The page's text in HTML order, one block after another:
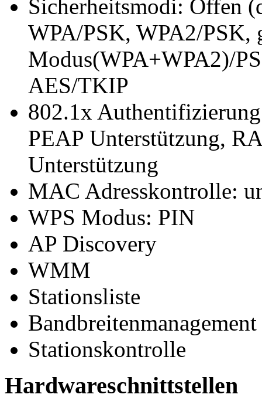
Sicherheitsmodi: Offen
WPA/PSK, WPA2/PSK,
Modus(WPA+WPA2)/
AES/TKIP
802.1x
PEAP Unterstützung,
Unterstützung
MAC Adresskontrolle:
WPS Modus: PIN
AP Discovery
WMM
Stationsliste
Bandbreitenmanagement
Stationskontrolle
Hardwareschnittstellen